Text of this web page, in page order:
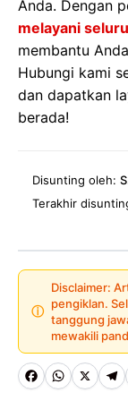
Anda. Dengan
melayani
membantu
Hubungi kami
dan dapatkan
berada!
Disunting oleh:
Terakhir
ⓘ
Disclaimer:
pengiklan.
tanggung
mewakili
Fa W
X
Te